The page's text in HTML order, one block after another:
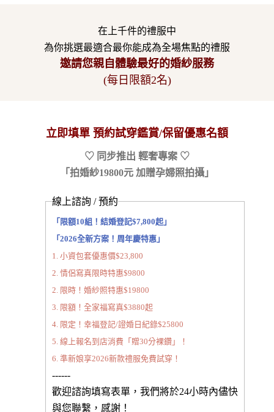
在上千件的禮服中
為你挑選最適合最你能成為全場焦點的禮服
邀請您親自體驗最好的婚紗服務
(每日限額2名)
立即填單 預約試穿鑑賞/保留優惠名額
♡ 同步推出 輕奢專案 ♡
「拍婚紗19800元 加贈孕婦照拍攝」
線上諮詢 / 預約
「限額10組！結婚登記$7,800起」
「2026全新方案！周年慶特惠」
1. 小資包套優惠價$23,800
2. 情侶寫真限時特惠$9800
2. 限時！婚紗照特惠$19800
3. 限額！全家福寫真$3880起
4. 限定！幸福登記/證婚日紀錄$25800
5. 線上報名到店消費「贈30分裸鑽」！
6. 準新娘享2026新款禮服免費試穿！
------
歡迎諮詢填寫表單，我們將於24小時內儘快
與您聯繫，感謝！